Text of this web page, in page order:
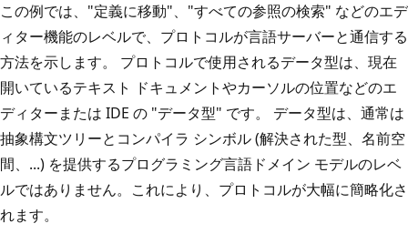
この例では、"定義に移動"、"すべての参照の検索" などのエデ
ィター機能のレベルで、プロトコルが言語サーバーと通信する
方法を示します。 プロトコルで使用されるデータ型は、現在
開いているテキスト ドキュメントやカーソルの位置などのエ
ディターまたは IDE の "データ型" です。 データ型は、通常は
抽象構文ツリーとコンパイラ シンボル (解決された型、名前空
間、...) を提供するプログラミング言語ドメイン モデルのレベ
ルではありません。これにより、プロトコルが大幅に簡略化さ
れます。